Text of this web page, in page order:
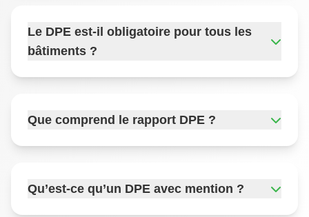
Le DPE est-il obligatoire pour tous les
bâtiments ?
Que comprend le rapport DPE ?
Qu’est-ce qu’un DPE avec mention ?